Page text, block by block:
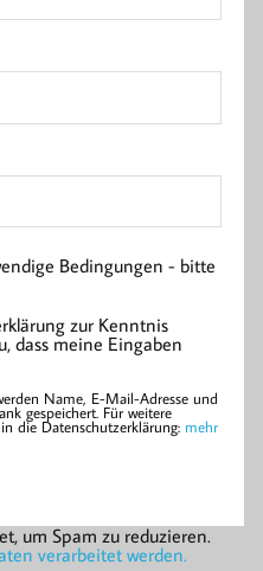
Bedingungen - bitte
zur Kenntnis
dass meine Eingaben
Name, E-Mail-Adresse und
gespeichert. Für weitere
die Datenschutzerklärung: mehr
um Spam zu reduzieren.
verarbeitet werden.